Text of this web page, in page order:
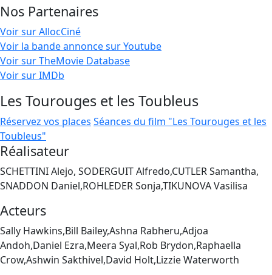
Nos Partenaires
Voir sur AllocCiné
Voir la bande annonce sur Youtube
Voir sur TheMovie Database
Voir sur IMDb
Les Tourouges et les Toubleus
Réservez vos places Séances du film "Les Tourouges et les
Toubleus"
Réalisateur
SCHETTINI Alejo, SODERGUIT Alfredo,CUTLER Samantha,
SNADDON Daniel,ROHLEDER Sonja,TIKUNOVA Vasilisa
Acteurs
Sally Hawkins,Bill Bailey,Ashna Rabheru,Adjoa
Andoh,Daniel Ezra,Meera Syal,Rob Brydon,Raphaella
Crow,Ashwin Sakthivel,David Holt,Lizzie Waterworth